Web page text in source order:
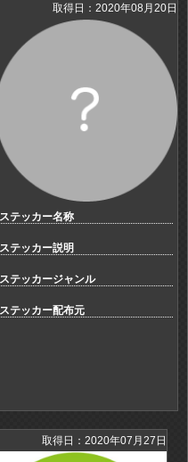
取得日：2020年08月20日
ステッカー名称
ステッカー説明
ステッカージャンル
ステッカー配布元
取得日：2020年07月27日